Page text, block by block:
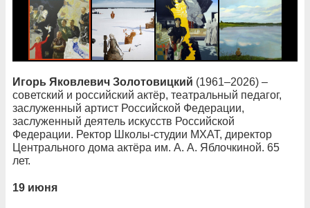
Игорь Яковлевич Золотовицкий (1961–2026) –
советский и российский актёр, театральный педагог,
заслуженный артист Российской Федерации,
заслуженный деятель искусств Российской
Федерации. Ректор Школы-студии МХАТ, директор
Центрального дома актёра им. А. А. Яблочкиной. 65
лет.
19 июня